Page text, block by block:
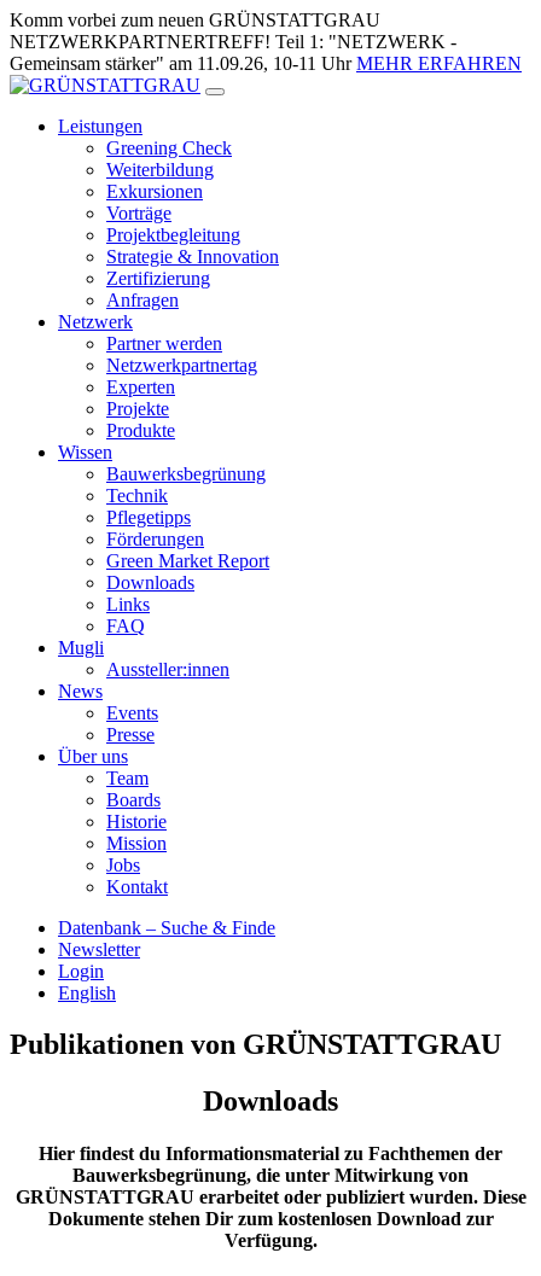
Zum
Inhalt
springen
Komm vorbei zum neuen GRÜNSTATTGRAU
NETZWERKPARTNERTREFF! Teil 1: "NETZWERK -
Gemeinsam stärker" am 11.09.26, 10-11 UhrMEHR ERFAHREN
Leistungen
Greening Check
Weiterbildung
Exkursionen
Vorträge
Projektbegleitung
Strategie & Innovation
Zertifizierung
Anfragen
Netzwerk
Partner werden
Netzwerkpartnertag
Experten
Projekte
Produkte
Wissen
Bauwerksbegrünung
Technik
Pflegetipps
Förderungen
Green Market Report
Downloads
Links
FAQ
Mugli
Aussteller:innen
News
Events
Presse
Über uns
Team
Boards
Historie
Mission
Jobs
Kontakt
Datenbank – Suche & Finde
Newsletter
Login
English
Publikationen von GRÜNSTATTGRAU
Downloads
Hier findest du Informationsmaterial zu Fachthemen der
Bauwerksbegrünung, die unter Mitwirkung von
GRÜNSTATTGRAU erarbeitet oder publiziert wurden. Diese
Dokumente stehen Dir zum kostenlosen Download zur
Verfügung.